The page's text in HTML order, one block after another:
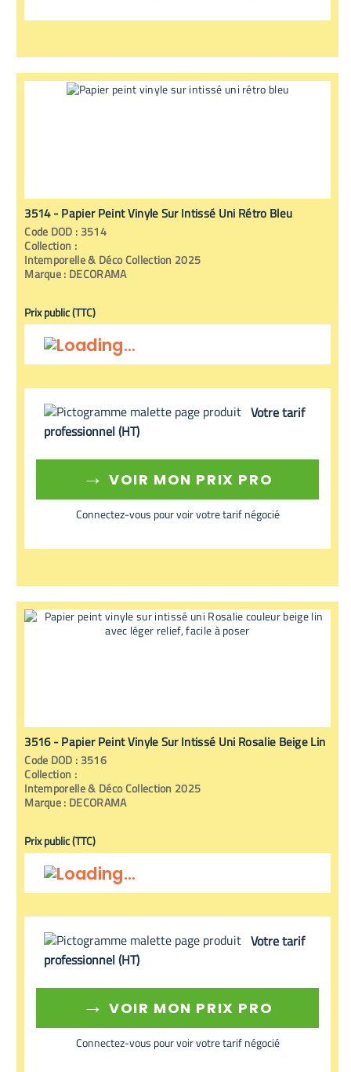
3514 - Papier Peint Vinyle Sur Intissé Uni Rétro Bleu
Code DOD : 3514
Collection :
Intemporelle & Déco Collection 2025
Marque : DECORAMA
Prix public (TTC)
Votre tarif
professionnel (HT)
→ VOIR MON PRIX PRO
Connectez-vous pour voir votre tarif négocié
3516 - Papier Peint Vinyle Sur Intissé Uni Rosalie Beige Lin
Code DOD : 3516
Collection :
Intemporelle & Déco Collection 2025
Marque : DECORAMA
Prix public (TTC)
Votre tarif
professionnel (HT)
→ VOIR MON PRIX PRO
Connectez-vous pour voir votre tarif négocié